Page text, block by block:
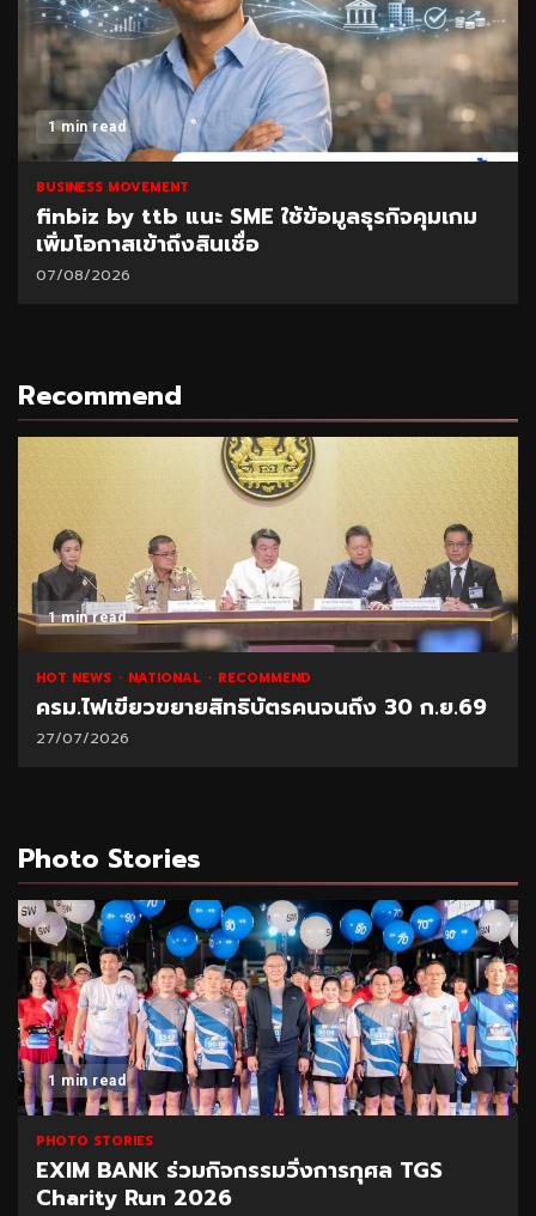
1 min read
BUSINESS MOVEMENT
finbiz by ttb แนะ SME ใช้ข้อมูลธุรกิจคุมเกม
เพิ่มโอกาสเข้าถึงสินเชื่อ
07/08/2026
Recommend
1 min read
HOT NEWS NATIONAL RECOMMEND
ครม.ไฟเขียวขยายสิทธิบัตรคนจนถึง 30 ก.ย.69
27/07/2026
Photo Stories
1 min read
PHOTO STORIES
EXIM BANK ร่วมกิจกรรมวิ่งการกุศล TGS
Charity Run 2026